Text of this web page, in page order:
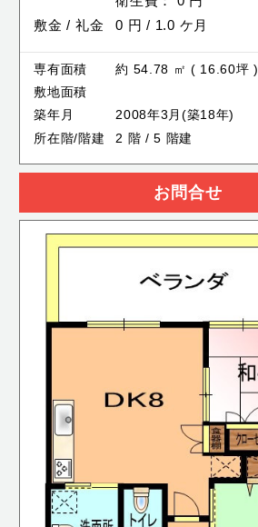
敷金 / 礼金
0 円 / 1.0 ケ月
専有面積
約 54.78 ㎡ ( 16.60坪 )
敷地面積
築年月
2008年3月(築18年)
所在階/階建
2 階 / 5 階建
お問合せ